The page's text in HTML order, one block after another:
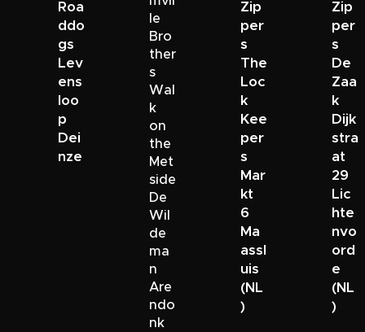
Roa
ddo
gs
Lev
ens
loo
p
Dei
nze
le
Bro
ther
s
Wal
k
on
the
Met
side
De
Wil
de
ma
n
Are
ndo
nk
Zip
per
s
The
Loc
k
Kee
per
s
Mar
kt
6
Ma
assl
uis
(NL
)
Zip
per
s
De
Zaa
k
Dijk
stra
at
29
Lic
hte
nvo
ord
e
(NL
)